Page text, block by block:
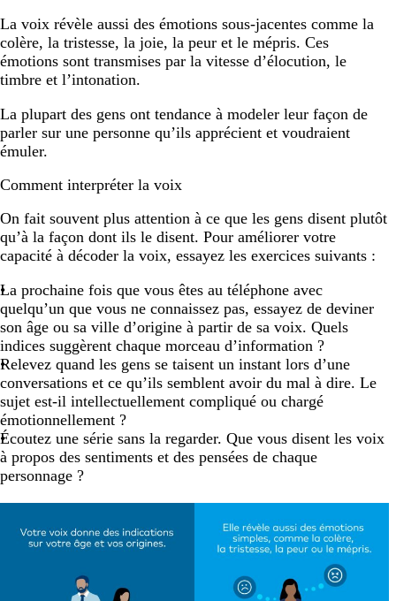
La voix révèle aussi des émotions sous-jacentes comme la
colère, la tristesse, la joie, la peur et le mépris. Ces
émotions sont transmises par la vitesse d’élocution, le
timbre et l’intonation.
La plupart des gens ont tendance à modeler leur façon de
parler sur une personne qu’ils apprécient et voudraient
émuler.
Comment interpréter la voix
On fait souvent plus attention à ce que les gens disent plutôt
qu’à la façon dont ils le disent. Pour améliorer votre
capacité à décoder la voix, essayez les exercices suivants :
La prochaine fois que vous êtes au téléphone avec
quelqu’un que vous ne connaissez pas, essayez de deviner
son âge ou sa ville d’origine à partir de sa voix. Quels
indices suggèrent chaque morceau d’information ?
Relevez quand les gens se taisent un instant lors d’une
conversations et ce qu’ils semblent avoir du mal à dire. Le
sujet est-il intellectuellement compliqué ou chargé
émotionnellement ?
Écoutez une série sans la regarder. Que vous disent les voix
à propos des sentiments et des pensées de chaque
personnage ?